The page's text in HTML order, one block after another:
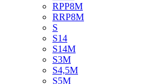
RPP8M
RRP8M
S
S14
S14M
S3M
S4,5M
S5M